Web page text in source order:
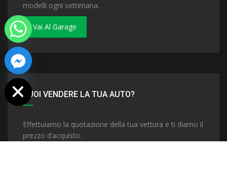
modelli ogni settimana.
Vai Al Garage
VUOI VENDERE LA TUA AUTO?
Effettuiamo la quotazione della tua vettura e ti diamo il
prezzo d’acquisto.